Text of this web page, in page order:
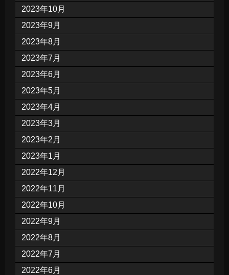
2023年10月
2023年9月
2023年8月
2023年7月
2023年6月
2023年5月
2023年4月
2023年3月
2023年2月
2023年1月
2022年12月
2022年11月
2022年10月
2022年9月
2022年8月
2022年7月
2022年6月